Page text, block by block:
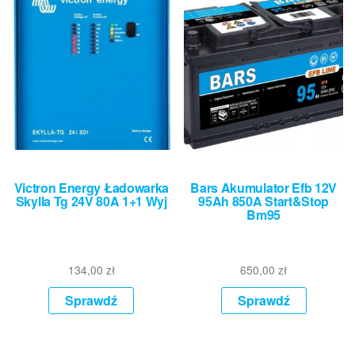
Victron Energy Ładowarka
Skylla Tg 24V 80A 1+1 Wyj
134,00 zł
Sprawdź
Bars Akumulator Efb 12V
95Ah 850A Start&Stop
Bm95
650,00zł
Sprawdź